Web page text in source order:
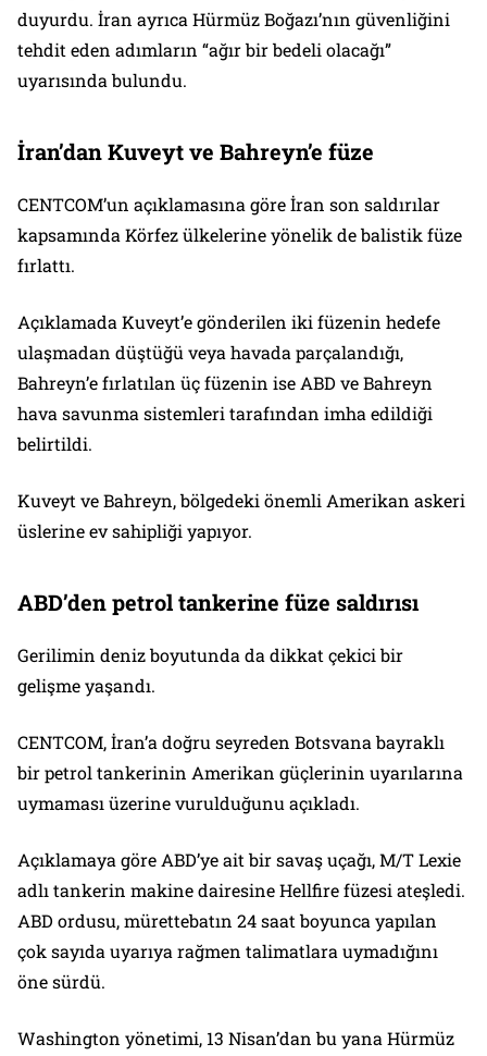
duyurdu. İran ayrıca Hürmüz Boğazı’nın güvenliğini
tehdit eden adımların “ağır bir bedeli olacağı”
uyarısında bulundu.
İran’dan Kuveyt ve Bahreyn’e füze
CENTCOM’un açıklamasına göre İran son saldırılar
kapsamında Körfez ülkelerine yönelik de balistik füze
fırlattı.
Açıklamada Kuveyt’e gönderilen iki füzenin hedefe
ulaşmadan düştüğü veya havada parçalandığı,
Bahreyn’e fırlatılan üç füzenin ise ABD ve Bahreyn
hava savunma sistemleri tarafından imha edildiği
belirtildi.
Kuveyt ve Bahreyn, bölgedeki önemli Amerikan askeri
üslerine ev sahipliği yapıyor.
ABD’den petrol tankerine füze saldırısı
Gerilimin deniz boyutunda da dikkat çekici bir
gelişme yaşandı.
CENTCOM, İran’a doğru seyreden Botsvana bayraklı
bir petrol tankerinin Amerikan güçlerinin uyarılarına
uymaması üzerine vurulduğunu açıkladı.
Açıklamaya göre ABD’ye ait bir savaş uçağı, M/T Lexie
adlı tankerin makine dairesine Hellfire füzesi ateşledi.
ABD ordusu, mürettebatın 24 saat boyunca yapılan
çok sayıda uyarıya rağmen talimatlara uymadığını
öne sürdü.
Washington yönetimi, 13 Nisan’dan bu yana Hürmüz